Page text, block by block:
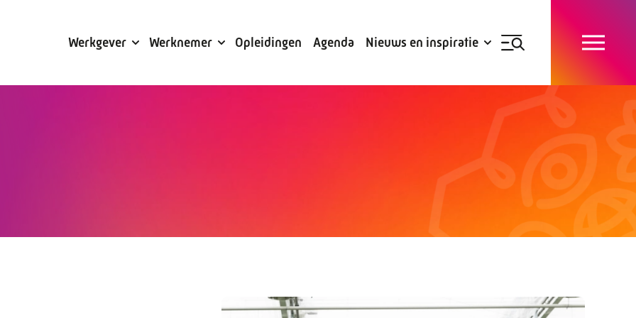
Werkgever Werknemer Opleidingen Agenda Nieuws en inspiratie
Nieuwsbrief